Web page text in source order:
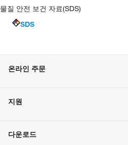
물질 안전 보건 자료(SDS)
SDS
온라인 주문
주문 방법
벌크 주문
지원
고객 센터
다운로드